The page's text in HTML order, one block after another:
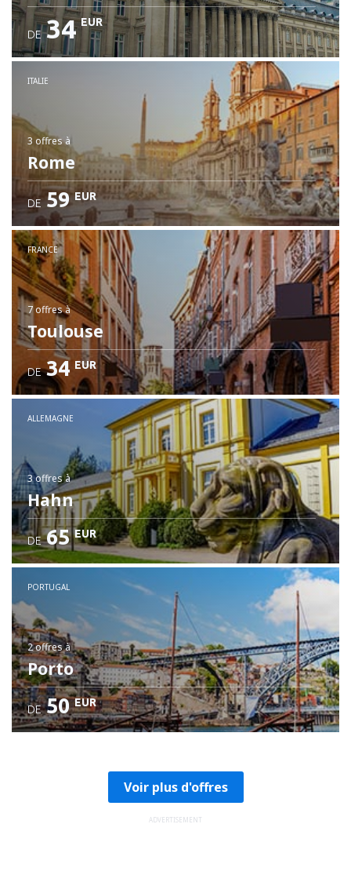
DE 34 EUR
ITALIE
3 offresà
Rome
DE 59 EUR
FRANCE
7 offresà
Toulouse
DE 34 EUR
ALLEMAGNE
3 offresà
Hahn
DE 65 EUR
PORTUGAL
2 offresà
Porto
DE 50 EUR
Voir plus d'offres
ADVERTISEMENT